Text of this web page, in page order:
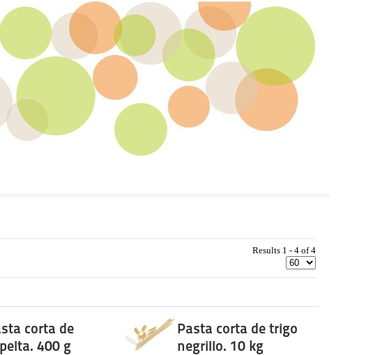
Results 1 - 4 of 4
corta de
400 g
Pasta corta de trigo
negrillo. 10 kg